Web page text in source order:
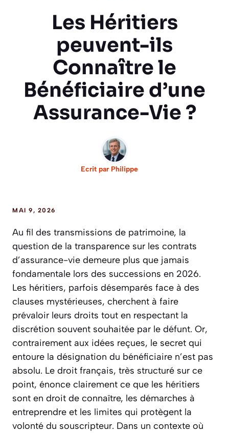
Les Héritiers
peuvent-ils
Connaître le
Bénéficiaire d’une
Assurance-Vie ?
Ecrit par Philippe
MAI 9, 2026
Au fil des transmissions de patrimoine, la
question de la transparence sur les contrats
d’assurance-vie demeure plus que jamais
fondamentale lors des successions en 2026.
Les héritiers, parfois désemparés face à des
clauses mystérieuses, cherchent à faire
prévaloir leurs droits tout en respectant la
discrétion souvent souhaitée par le défunt. Or,
contrairement aux idées reçues, le secret qui
entoure la désignation du bénéficiaire n’est pas
absolu. Le droit français, très structuré sur ce
point, énonce clairement ce que les héritiers
sont en droit de connaître, les démarches à
entreprendre et les limites qui protègent la
volonté du souscripteur. Dans un contexte où